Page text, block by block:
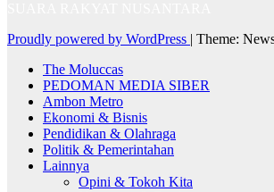
Proudly powered by WordPress | Theme:
The Moluccas
PEDOMAN MEDIA SIBER
Ambon Metro
Ekonomi & Bisnis
Pendidikan & Olahraga
Politik & Pemerintahan
Lainnya
Opini & Tokoh Kita